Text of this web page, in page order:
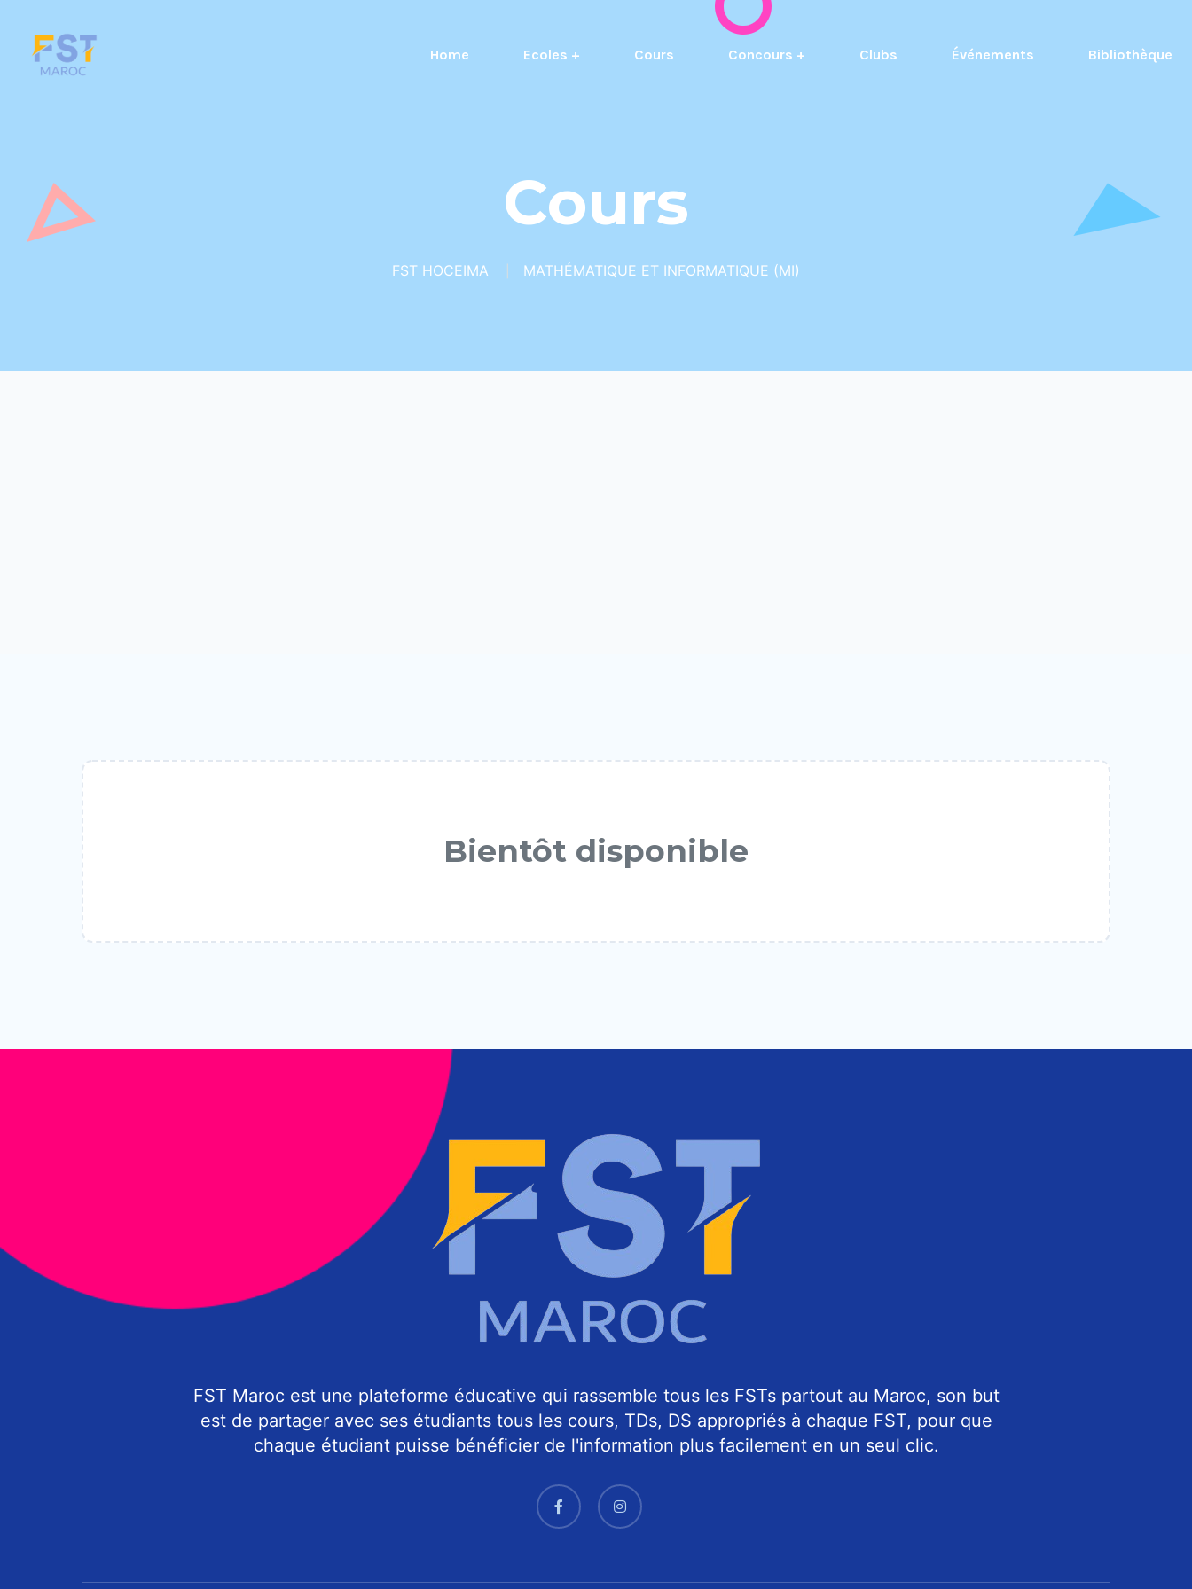
Home Ecoles + Cours Concours + Clubs Événements Bibliothèque
Cours
FST HOCEIMA MATHÉMATIQUE ET INFORMATIQUE (MI)
Bientôt disponible
FST Maroc est une plateforme éducative qui rassemble tous les FSTs partout au Maroc, son but
est de partager avec ses étudiants tous les cours, TDs, DS appropriés à chaque FST, pour que
chaque étudiant puisse bénéficier de l'information plus facilement en un seul clic.